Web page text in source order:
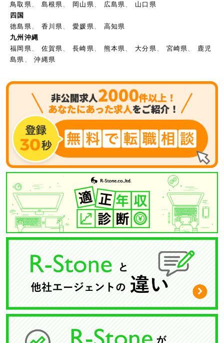
鳥取県
島根県 岡山県 広島県
山口県
四国
徳島県
香川県 、愛媛県
高知県
九州沖縄
福岡県
佐賀県 、長崎県 熊本県 大分県 宮崎県
鹿児
島県
、沖縄県